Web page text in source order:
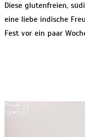
Diese glutenfreien,
eine liebe indische
Fest vor ein paar